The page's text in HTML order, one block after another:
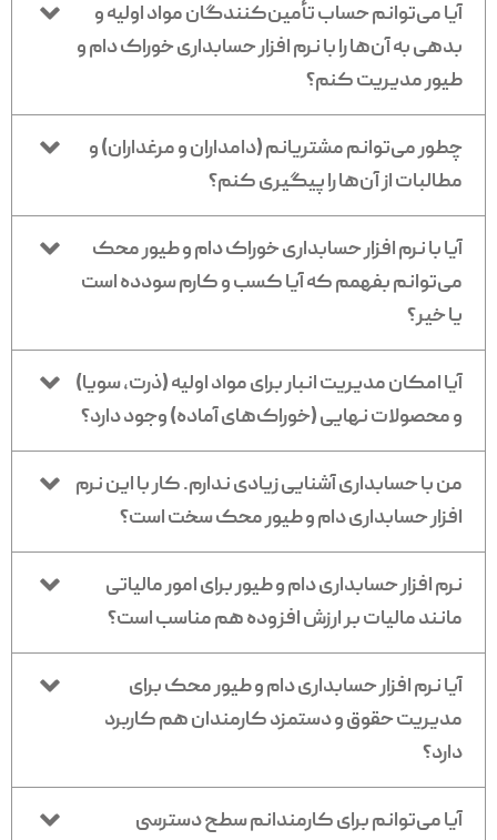
آیا می‌توانم حساب تأمین‌کنندگان مواد اولیه و
بدهی به آن‌ها را با نرم افزار حسابداری خوراک دام و
طیور مدیریت کنم؟
چطور می‌توانم مشتریانم (دامداران و مرغداران) و
مطالبات از آن‌ها را پیگیری کنم؟
آیا با نرم افزار حسابداری خوراک دام و طیور محک
می‌توانم بفهمم که آیا کسب و کارم سودده است
یا خیر؟
آیا امکان مدیریت انبار برای مواد اولیه (ذرت، سویا)
و محصولات نهایی (خوراک‌های آماده) وجود دارد؟
من با حسابداری آشنایی زیادی ندارم. کار با این نرم
افزار حسابداری دام و طیور محک سخت است؟
نرم افزار حسابداری دام و طیور برای امور مالیاتی
مانند مالیات بر ارزش افزوده هم مناسب است؟
آیا نرم افزار حسابداری دام و طیور محک برای
مدیریت حقوق و دستمزد کارمندان هم کاربرد
دارد؟
آیا می‌توانم برای کارمندانم سطح دسترسی